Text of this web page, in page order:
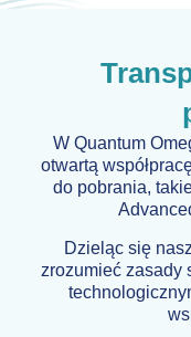
W Quantum
otwartą
do pobrania,
Dzieląc się
zrozumieć zasady